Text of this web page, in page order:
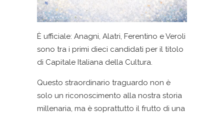
È ufficiale: Anagni, Alatri, Ferentino e Veroli
sono tra i primi dieci candidati per il titolo
di Capitale Italiana della Cultura.
Questo straordinario traguardo non è
solo un riconoscimento alla nostra storia
millenaria, ma è soprattutto il frutto di una